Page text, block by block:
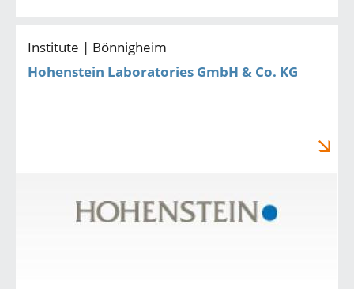
Institute | Bönnigheim
Hohenstein Laboratories GmbH & Co. KG